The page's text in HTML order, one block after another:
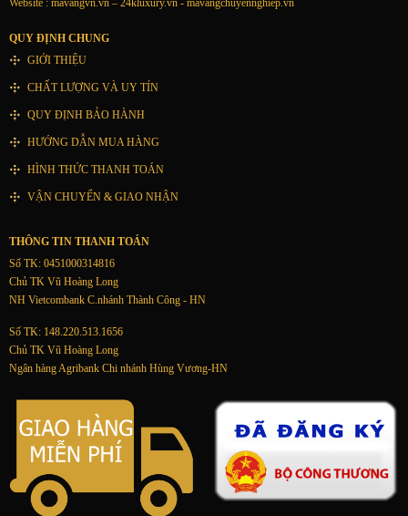
Website : mavangvn.vn – 24kluxury.vn - mavangchuyennghiep.vn
QUY ĐỊNH CHUNG
GIỚI THIỆU
CHẤT LƯỢNG VÀ UY TÍN
QUY ĐỊNH BẢO HÀNH
HƯỚNG DẪN MUA HÀNG
HÌNH THỨC THANH TOÁN
VẬN CHUYỂN & GIAO NHẬN
THÔNG TIN THANH TOÁN
Số TK: 0451000314816
Chủ TK Vũ Hoàng Long
NH Vietcombank C.nhánh Thành Công - HN
Số TK: 148.220.513.1656
Chủ TK Vũ Hoàng Long
Ngân hàng Agribank Chi nhánh Hùng Vương-HN